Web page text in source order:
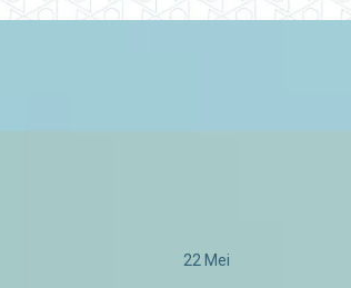
22 Mei